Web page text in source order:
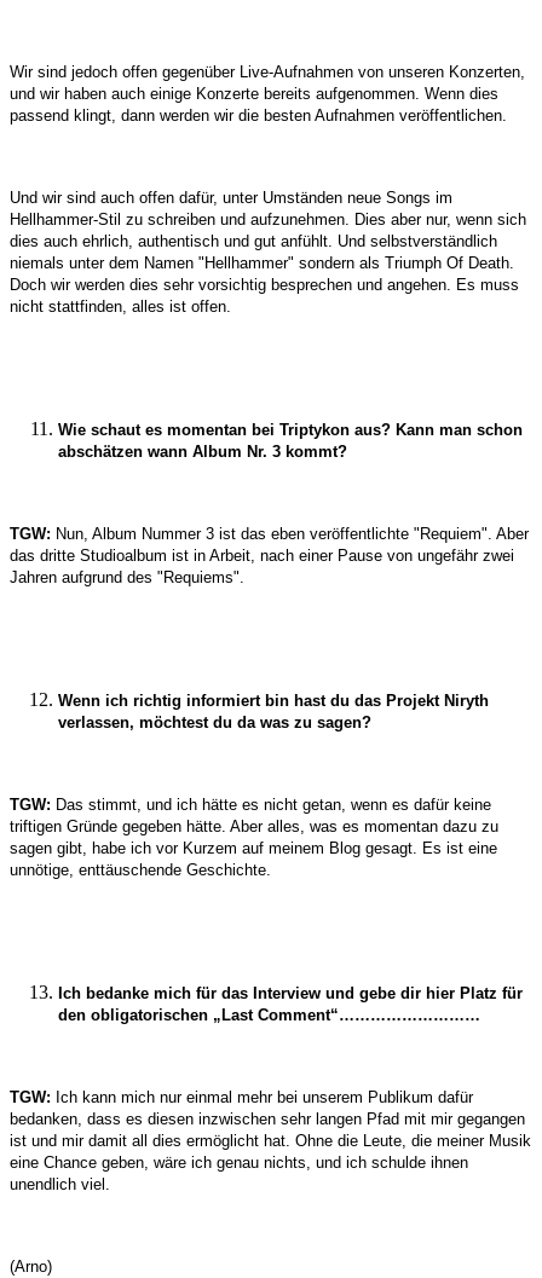
Wir sind jedoch offen gegenüber Live-Aufnahmen von unseren Konzerten,
und wir haben auch einige Konzerte bereits aufgenommen. Wenn dies
passend klingt, dann werden wir die besten Aufnahmen veröffentlichen.
Und wir sind auch offen dafür, unter Umständen neue Songs im
Hellhammer-Stil zu schreiben und aufzunehmen. Dies aber nur, wenn sich
dies auch ehrlich, authentisch und gut anfühlt. Und selbstverständlich
niemals unter dem Namen "Hellhammer" sondern als Triumph Of Death.
Doch wir werden dies sehr vorsichtig besprechen und angehen. Es muss
nicht stattfinden, alles ist offen.
Wie schaut es momentan bei Triptykon aus? Kann man schon
abschätzen wann Album Nr. 3 kommt?
TGW: Nun, Album Nummer 3 ist das eben veröffentlichte "Requiem". Aber
das dritte Studioalbum ist in Arbeit, nach einer Pause von ungefähr zwei
Jahren aufgrund des "Requiems".
Wenn ich richtig informiert bin hast du das Projekt Niryth
verlassen, möchtest du da was zu sagen?
TGW: Das stimmt, und ich hätte es nicht getan, wenn es dafür keine
triftigen Gründe gegeben hätte. Aber alles, was es momentan dazu zu
sagen gibt, habe ich vor Kurzem auf meinem Blog gesagt. Es ist eine
unnötige, enttäuschende Geschichte.
Ich bedanke mich für das Interview und gebe dir hier Platz für
den obligatorischen „Last Comment“………………………
TGW: Ich kann mich nur einmal mehr bei unserem Publikum dafür
bedanken, dass es diesen inzwischen sehr langen Pfad mit mir gegangen
ist und mir damit all dies ermöglicht hat. Ohne die Leute, die meiner Musik
eine Chance geben, wäre ich genau nichts, und ich schulde ihnen
unendlich viel.
(Arno)